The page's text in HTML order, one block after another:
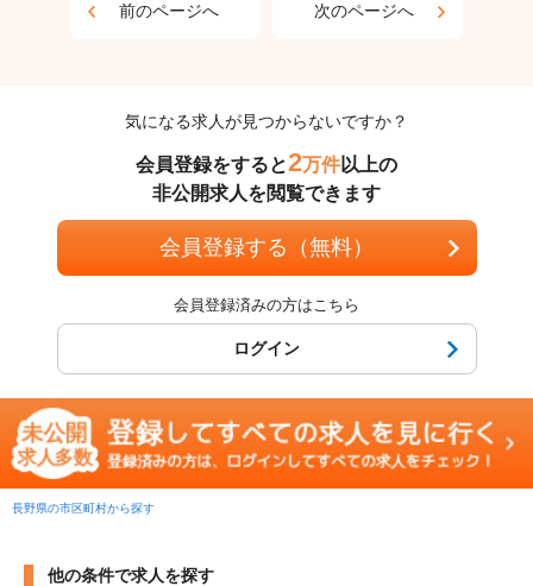
前のページへ 次のページへ
気になる求人が見つからないですか？
会員登録をすると2万件以上の
非公開求人を閲覧できます
会員登録する（無料）
会員登録済みの方はこちら
ログイン
長野県の市区町村から探す
他の条件で求人を探す